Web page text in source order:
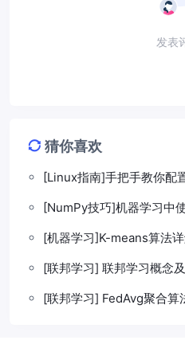
发表
猜你喜欢
[Linux指南]手把手教你配
[NumPy技巧]机器学习中
[机器学习]K-means算法
[联邦学习] 联邦学习概念
[联邦学习] FedAvg聚合算